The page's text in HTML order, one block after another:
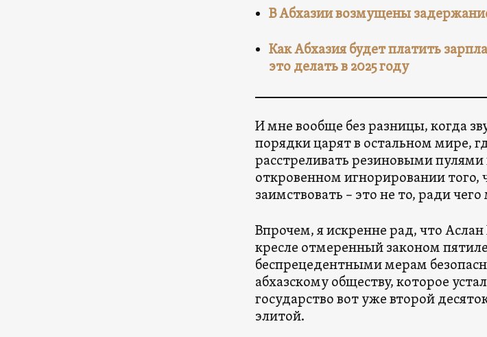
В Абхазии возмущены
Как Абхазия будет платить
это делать в 2025 году
И мне вообще без разницы, когда
порядки царят в остальном мире,
расстреливать резиновыми
откровенном игнорировании
заимствовать – это не то, ради
Впрочем, я искренне рад, что
кресле отмеренный законом
беспрецедентными мерам
абхазскому обществу, которое
государство вот уже второй
элитой.